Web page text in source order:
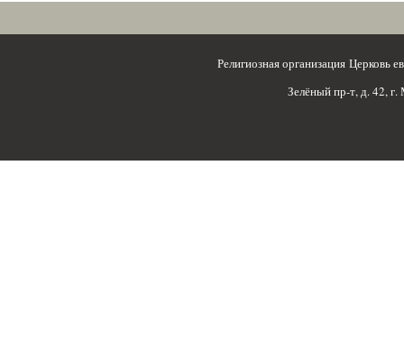
Религиозная организация
Зелёный пр-т, д. 42,